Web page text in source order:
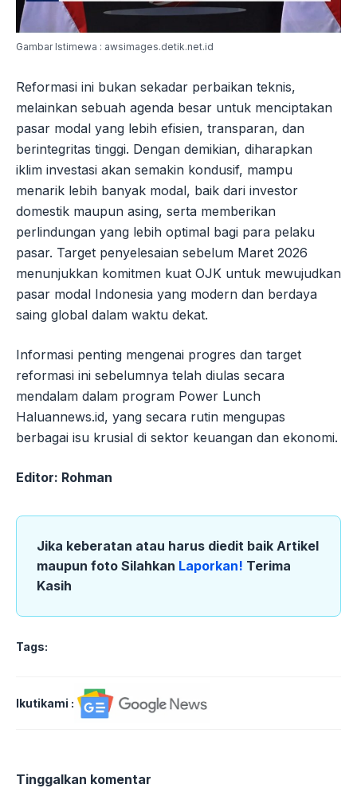
Gambar Istimewa : awsimages.detik.net.id
Reformasi ini bukan sekadar perbaikan teknis,
melainkan sebuah agenda besar untuk menciptakan
pasar modal yang lebih efisien, transparan, dan
berintegritas tinggi. Dengan demikian, diharapkan
iklim investasi akan semakin kondusif, mampu
menarik lebih banyak modal, baik dari investor
domestik maupun asing, serta memberikan
perlindungan yang lebih optimal bagi para pelaku
pasar. Target penyelesaian sebelum Maret 2026
menunjukkan komitmen kuat OJK untuk mewujudkan
pasar modal Indonesia yang modern dan berdaya
saing global dalam waktu dekat.
Informasi penting mengenai progres dan target
reformasi ini sebelumnya telah diulas secara
mendalam dalam program Power Lunch
Haluannews.id, yang secara rutin mengupas
berbagai isu krusial di sektor keuangan dan ekonomi.
Editor: Rohman
Jika keberatan atau harus diedit baik Artikel
maupun foto Silahkan Laporkan! Terima
Kasih
Tags:
Ikutikami :
Tinggalkan komentar